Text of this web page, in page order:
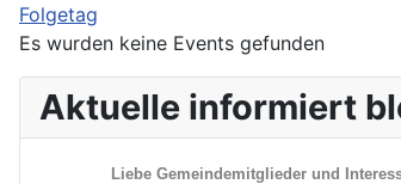
Folgetag
Es wurden keine Events gefunden
Aktuelle informiert
Liebe Gemeindemitglieder und